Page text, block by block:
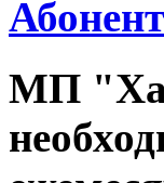
МП